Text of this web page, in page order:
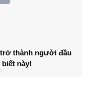
thành người đầu
này!